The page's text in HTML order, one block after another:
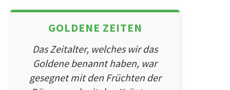
GOLDENE ZEITEN
Das Zeitalter, welches wir das
Goldene benannt haben, war
gesegnet mit den Früchten der